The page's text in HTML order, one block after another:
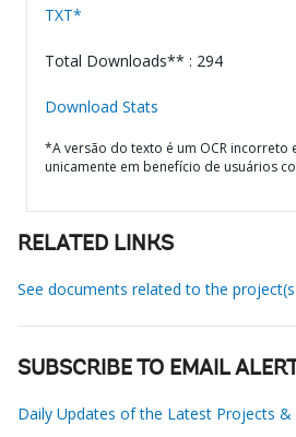
TXT*
Total Downloads** : 294
Download Stats
*A versão do texto é um OCR incorreto
unicamente em benefício de usuários
RELATED LINKS
See documents related to the
SUBSCRIBE TO EMAIL
Daily Updates of the Latest Projects